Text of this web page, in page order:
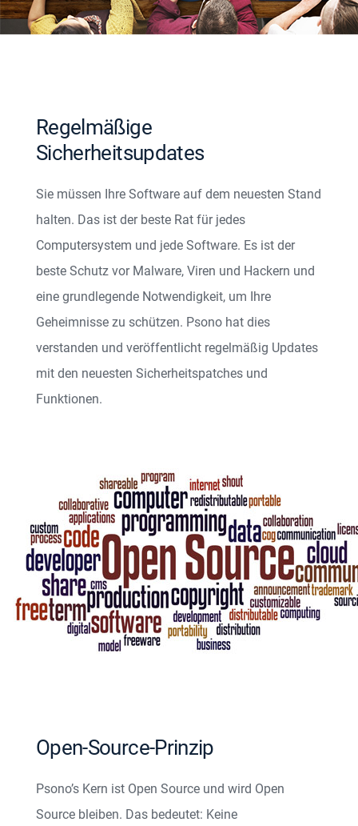
Regelmäßige
Sicherheitsupdates
Sie müssen Ihre Software auf dem neuesten Stand
halten. Das ist der beste Rat für jedes
Computersystem und jede Software. Es ist der
beste Schutz vor Malware, Viren und Hackern und
eine grundlegende Notwendigkeit, um Ihre
Geheimnisse zu schützen. Psono hat dies
verstanden und veröffentlicht regelmäßig Updates
mit den neuesten Sicherheitspatches und
Funktionen.
Open-Source-Prinzip
Psono’s Kern ist Open Source und wird Open
Source bleiben. Das bedeutet: Keine